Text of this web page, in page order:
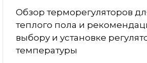
Обзор терморегуляторов
теплого пола и
выбору и установке
температуры